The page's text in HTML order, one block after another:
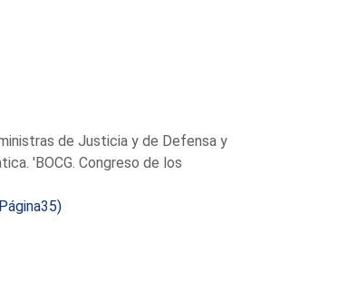
de Justicia y de Defensa y
'BOCG. Congreso de los